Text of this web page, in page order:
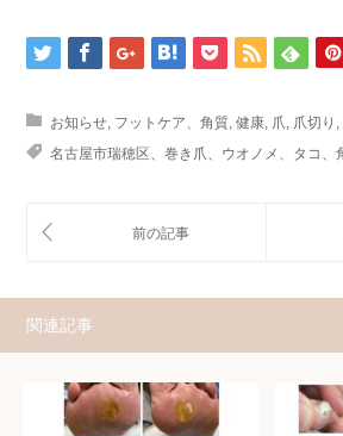
お知らせ フットケア、角質 健康 爪 爪切り
名古屋市瑞穂区、巻き爪、ウオノメ、タコ、
関連記事